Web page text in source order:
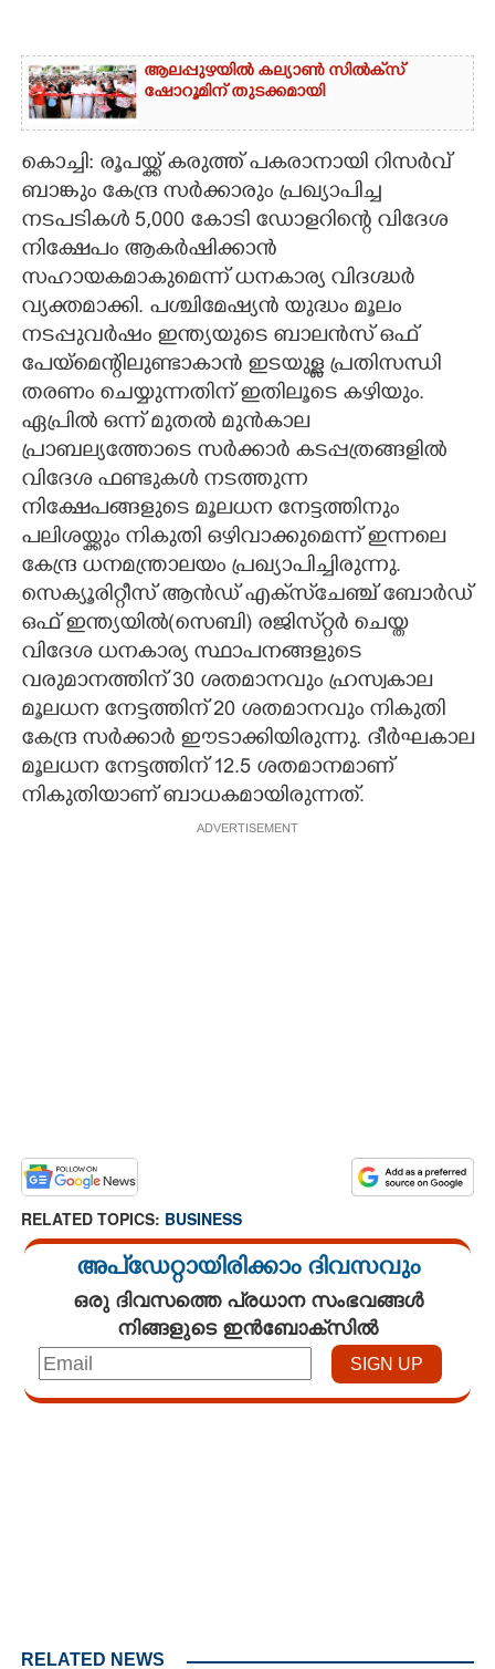
ആലപ്പുഴയിൽ കല്യാൺ സിൽക്‌സ്
ഷോറൂമിന് തുടക്കമായി
കൊച്ചി: രൂപയ്ക്ക് കരുത്ത് പകരാനായി റിസർവ്
ബാങ്കും കേന്ദ്ര സർക്കാരും പ്രഖ്യാപിച്ച
നടപടികൾ 5,000 കോടി ഡോളറിന്റെ വിദേശ
നിക്ഷേപം ആകർഷിക്കാൻ
സഹായകമാകുമെന്ന് ധനകാര്യ വിദഗ്ദ്ധർ
വ്യക്തമാക്കി. പശ്ചിമേഷ്യൻ യുദ്ധം മൂലം
നടപ്പുവർഷം ഇന്ത്യയുടെ ബാലൻസ് ഒഫ്
പേയ്മെന്റിലുണ്ടാകാൻ ഇടയുള്ള പ്രതിസന്ധി
തരണം ചെയ്യുന്നതിന് ഇതിലൂടെ കഴിയും.
ഏപ്രിൽ ഒന്ന് മുതൽ മുൻകാല
പ്രാബല്യത്തോടെ സർക്കാർ കടപ്പത്രങ്ങളിൽ
വിദേശ ഫണ്ടുകൾ നടത്തുന്ന
നിക്ഷേപങ്ങളുടെ മൂലധന നേട്ടത്തിനും
പലിശയ്ക്കും നികുതി ഒഴിവാക്കുമെന്ന് ഇന്നലെ
കേന്ദ്ര ധനമന്ത്രാലയം പ്രഖ്യാപിച്ചിരുന്നു.
സെക്യൂരിറ്റീസ് ആൻഡ് എക്‌സ്‌ചേഞ്ച് ബോർഡ്
ഒഫ് ഇന്ത്യയിൽ(സെബി) രജിസ്‌റ്റർ ചെയ്ത
വിദേശ ധനകാര്യ സ്ഥാപനങ്ങളുടെ
വരുമാനത്തിന് 30 ശതമാനവും ഹ്രസ്വകാല
മൂലധന നേട്ടത്തിന് 20 ശതമാനവും നികുതി
കേന്ദ്ര സർക്കാർ ഈടാക്കിയിരുന്നു. ദീർഘകാല
മൂലധന നേട്ടത്തിന് 12.5 ശതമാനമാണ്
നികുതിയാണ് ബാധകമായിരുന്നത്.
ADVERTISEMENT
RELATED TOPICS: BUSINESS
അപ്ഡേറ്റായിരിക്കാം ദിവസവും
ഒരു ദിവസത്തെ പ്രധാന സംഭവങ്ങൾ
നിങ്ങളുടെ ഇൻബോക്സിൽ
RELATED NEWS